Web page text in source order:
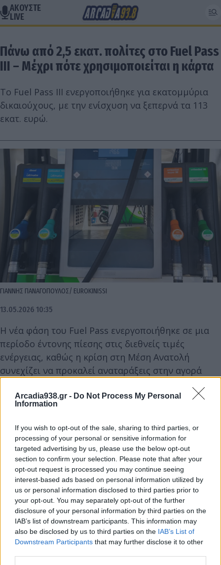
Arcadia938.gr - Do Not Process My Personal
Information
If you wish to opt-out of the sale, sharing to third parties, or
processing of your personal or sensitive information for
targeted advertising by us, please use the below opt-out
section to confirm your selection. Please note that after your
opt-out request is processed you may continue seeing
interest-based ads based on personal information utilized by
us or personal information disclosed to third parties prior to
your opt-out. You may separately opt-out of the further
disclosure of your personal information by third parties on the
IAB’s list of downstream participants. This information may
also be disclosed by us to third parties on the IAB’s List of
Downstream Participants that may further disclose it to other
ΑΚΟΥΣΤΕ
LIVE
Πάνω από 2,5 εκατ. πολίτες στο Fuel Pass
III – Μέχρι πότε χρησιμοποιείται η κάρτα
Το Fuel Pass III ενεργοποιήθηκε για εκατομμύρια
δικαιούχους, με την ενίσχυση να ξεπερνά τα 113
εκατ. ευρώ.
ΓΙΑΝΝΗΣ ΠΑΝΑΓΟΠΟΥΛΟΣ/ EUROKINISSI
13.05.2026 10:35
Η νέα φάση του Fuel Pass ενεργοποιήθηκε σε μια
περίοδο έντονης πίεσης στις διεθνείς τιμές
ενέργειας, καθώς η κρίση στη Μέση Ανατολή
συνεχίζει να προκαλεί αναταράξεις στην αγορά
περιορίσει το βάρος για τα νοικοκυριά και να
συγκρατήσει το αυξημένο κόστος μετακίνησης πριν
αυτό επηρεάσει ακόμη περισσότερο τους
οικογενειακούς προϋπολογισμούς.
Δες μέχρι πότε παραμένει ενεργή η ψηφιακή
κάρτα και τι ισχύει για τις πληρωμές και τις
χρήσεις της ενίσχυσης
Διάβασε σχετικά